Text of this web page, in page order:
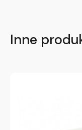
Inne